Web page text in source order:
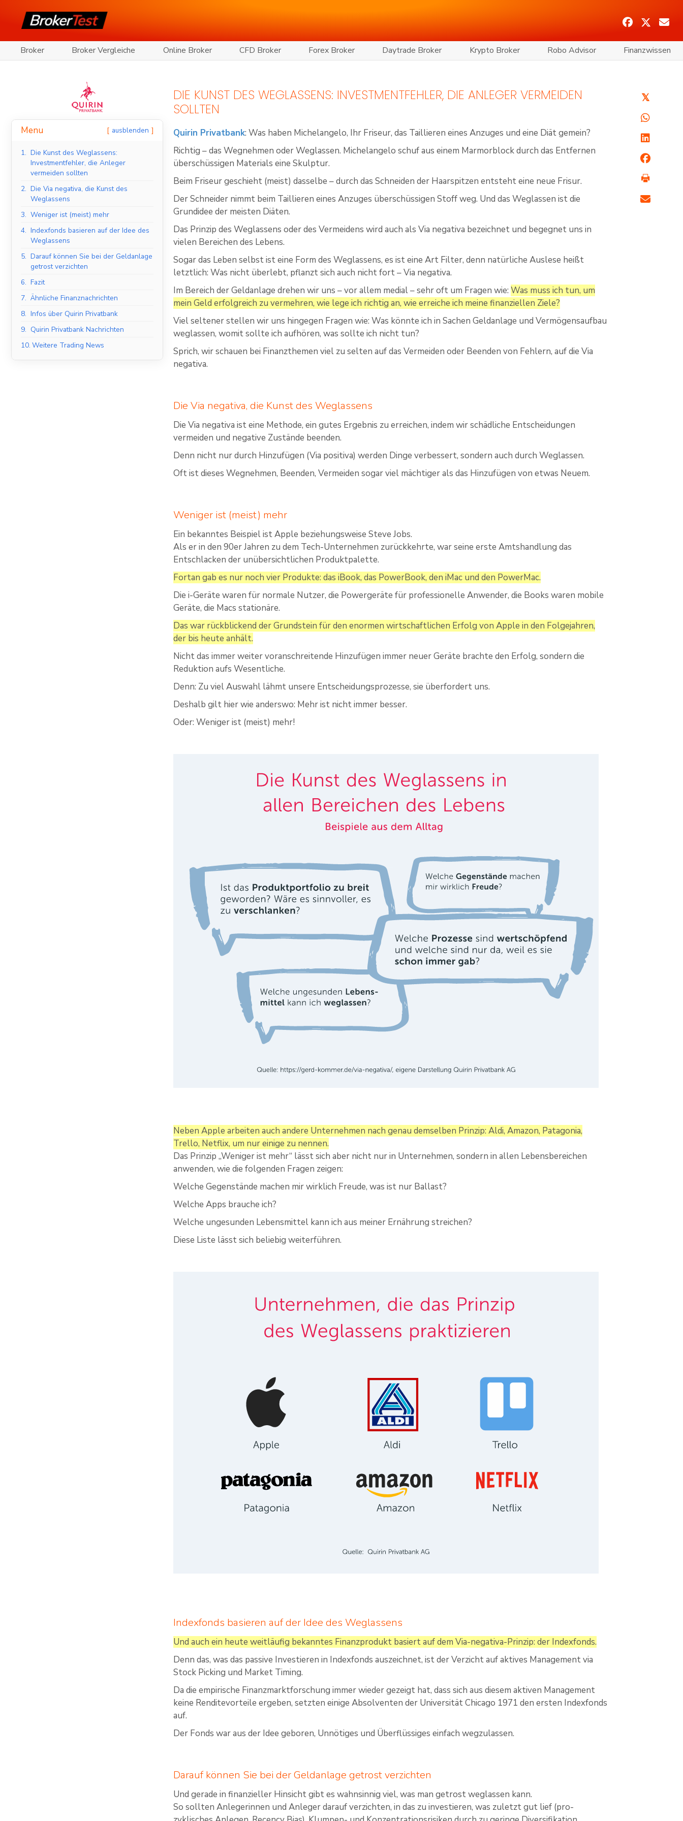
Broker Broker Vergleiche Online Broker CFD Broker Forex Broker Daytrade Broker Krypto Broker Robo Advisor Finanzwissen
Menu ausblenden
1. Die Kunst des Weglassens:
Investmentfehler, die Anleger
vermeiden sollten
2. Die Via negativa, die Kunst des
Weglassens
3. Weniger ist (meist) mehr
4. Indexfonds basieren auf der Idee des
Weglassens
5. Darauf können Sie bei der Geldanlage
getrost verzichten
6. Fazit
7. Ähnliche Finanznachrichten
8. Infos über Quirin Privatbank
9. Quirin Privatbank Nachrichten
10. Weitere Trading News
DIE KUNST DES WEGLASSENS: INVESTMENTFEHLER, DIE ANLEGER VERMEIDEN
SOLLTEN
Quirin Privatbank: Was haben Michelangelo, Ihr Friseur, das Taillieren eines Anzuges und eine Diät gemein?
Richtig – das Wegnehmen oder Weglassen. Michelangelo schuf aus einem Marmorblock durch das Entfernen
überschüssigen Materials eine Skulptur.
Beim Friseur geschieht (meist) dasselbe – durch das Schneiden der Haarspitzen entsteht eine neue Frisur.
Der Schneider nimmt beim Taillieren eines Anzuges überschüssigen Stoff weg. Und das Weglassen ist die
Grundidee der meisten Diäten.
Das Prinzip des Weglassens oder des Vermeidens wird auch als Via negativa bezeichnet und begegnet uns in
vielen Bereichen des Lebens.
Sogar das Leben selbst ist eine Form des Weglassens, es ist eine Art Filter, denn natürliche Auslese heißt
letztlich: Was nicht überlebt, pflanzt sich auch nicht fort – Via negativa.
Im Bereich der Geldanlage drehen wir uns – vor allem medial – sehr oft um Fragen wie:Was muss ich tun, um
mein Geld erfolgreich zu vermehren, wie lege ich richtig an, wie erreiche ich meine finanziellen Ziele?
Viel seltener stellen wir uns hingegen Fragen wie: Was könnte ich in Sachen Geldanlage und Vermögensaufbau
weglassen, womit sollte ich aufhören, was sollte ich nicht tun?
Sprich, wir schauen bei Finanzthemen viel zu selten auf das Vermeiden oder Beenden von Fehlern, auf die Via
negativa.
Die Via negativa, die Kunst des Weglassens
Die Via negativa ist eine Methode, ein gutes Ergebnis zu erreichen, indem wir schädliche Entscheidungen
vermeiden und negative Zustände beenden.
Denn nicht nur durch Hinzufügen (Via positiva) werden Dinge verbessert, sondern auch durch Weglassen.
Oft ist dieses Wegnehmen, Beenden, Vermeiden sogar viel mächtiger als das Hinzufügen von etwas Neuem.
Weniger ist (meist) mehr
Ein bekanntes Beispiel ist Apple beziehungsweise Steve Jobs.
Als er in den 90er Jahren zu dem Tech-Unternehmen zurückkehrte, war seine erste Amtshandlung das
Entschlacken der unübersichtlichen Produktpalette.
Fortan gab es nur noch vier Produkte: das iBook, das PowerBook, den iMac und den PowerMac.
Die i-Geräte waren für normale Nutzer, die Powergeräte für professionelle Anwender, die Books waren mobile
Geräte, die Macs stationäre.
Das war rückblickend der Grundstein für den enormen wirtschaftlichen Erfolg von Apple in den Folgejahren,
der bis heute anhält.
Nicht das immer weiter voranschreitende Hinzufügen immer neuer Geräte brachte den Erfolg, sondern die
Reduktion aufs Wesentliche.
Denn: Zu viel Auswahl lähmt unsere Entscheidungsprozesse, sie überfordert uns.
Deshalb gilt hier wie anderswo: Mehr ist nicht immer besser.
Oder: Weniger ist (meist) mehr!
Neben Apple arbeiten auch andere Unternehmen nach genau demselben Prinzip: Aldi, Amazon, Patagonia,
Trello, Netflix, um nur einige zu nennen.
Das Prinzip „Weniger ist mehr“ lässt sich aber nicht nur in Unternehmen, sondern in allen Lebensbereichen
anwenden, wie die folgenden Fragen zeigen:
Welche Gegenstände machen mir wirklich Freude, was ist nur Ballast?
Welche Apps brauche ich?
Welche ungesunden Lebensmittel kann ich aus meiner Ernährung streichen?
Diese Liste lässt sich beliebig weiterführen.
Indexfonds basieren auf der Idee des Weglassens
Und auch ein heute weitläufig bekanntes Finanzprodukt basiert auf dem Via-negativa-Prinzip: der Indexfonds.
Denn das, was das passive Investieren in Indexfonds auszeichnet, ist der Verzicht auf aktives Management via
Stock Picking und Market Timing.
Da die empirische Finanzmarktforschung immer wieder gezeigt hat, dass sich aus diesem aktiven Management
keine Renditevorteile ergeben, setzten einige Absolventen der Universität Chicago 1971 den ersten Indexfonds
auf.
Der Fonds war aus der Idee geboren, Unnötiges und Überflüssiges einfach wegzulassen.
Darauf können Sie bei der Geldanlage getrost verzichten
Und gerade in finanzieller Hinsicht gibt es wahnsinnig viel, was man getrost weglassen kann.
So sollten Anlegerinnen und Anleger darauf verzichten, in das zu investieren, was zuletzt gut lief (pro­
𝕏